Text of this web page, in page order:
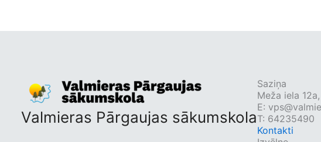
Valmieras Pārgaujas sākumskola
Saziņa
Meža iela
E:
T: 64235490
Kontakti